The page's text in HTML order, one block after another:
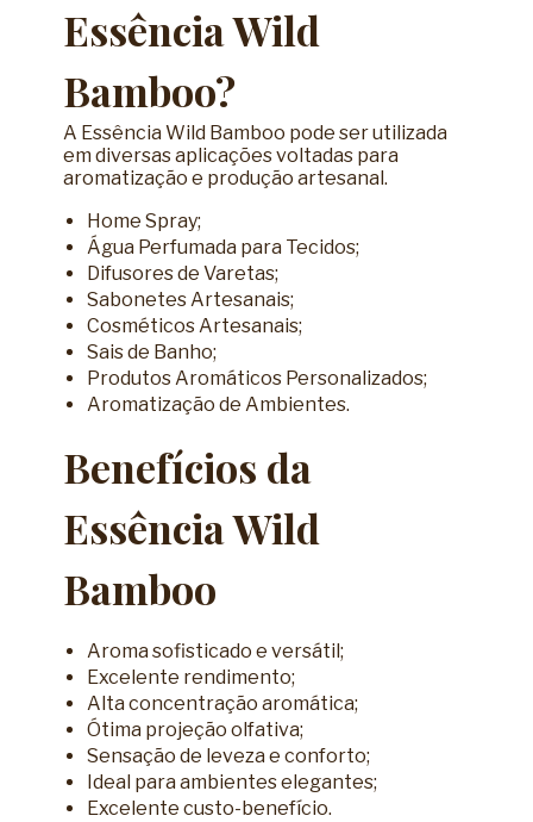
Essência Wild
Bamboo?
A Essência Wild Bamboo pode ser utilizada
em diversas aplicações voltadas para
aromatização e produção artesanal.
Home Spray;
Água Perfumada para Tecidos;
Difusores de Varetas;
Sabonetes Artesanais;
Cosméticos Artesanais;
Sais de Banho;
Produtos Aromáticos Personalizados;
Aromatização de Ambientes.
Benefícios da
Essência Wild
Bamboo
Aroma sofisticado e versátil;
Excelente rendimento;
Alta concentração aromática;
Ótima projeção olfativa;
Sensação de leveza e conforto;
Ideal para ambientes elegantes;
Excelente custo-benefício.